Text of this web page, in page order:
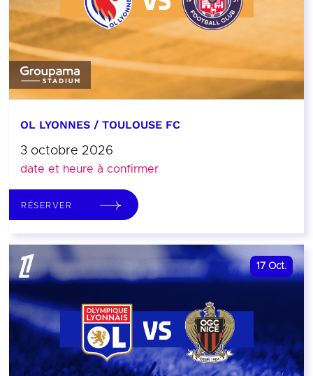
OL LYONNES / TOULOUSE FC
3 octobre 2026
date et heure à confirmer
RÉSERVER
17 Oct.